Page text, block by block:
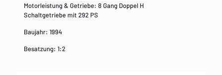
Motorleistung & Getriebe: 8 Gang Doppel H
Schaltgetriebe mit 292 PS
Baujahr: 1994
Besatzung: 1:2